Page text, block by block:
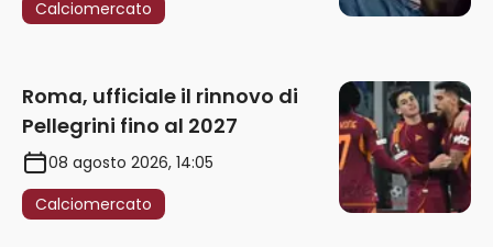
Calciomercato
Roma, ufficiale il rinnovo di
Pellegrini fino al 2027
08 agosto 2026, 14:05
Calciomercato